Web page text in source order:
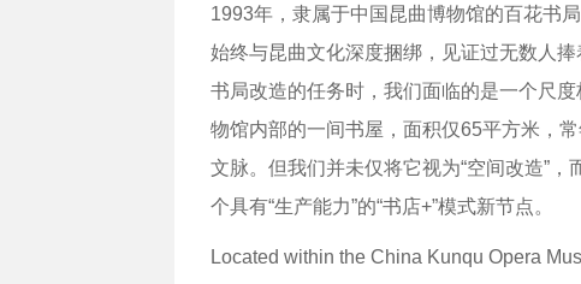
1993年，隶属于中国昆曲博物馆的百花书
始终与昆曲文化深度捆绑，见证过无数人
书局改造的任务时，我们面临的是一个尺
物馆内部的一间书屋，面积仅65平方米，
文脉。但我们并未仅将它视为“空间改造”
个具有“生产能力”的“书店+”模式新节点。
Located within the China Kunqu Opera